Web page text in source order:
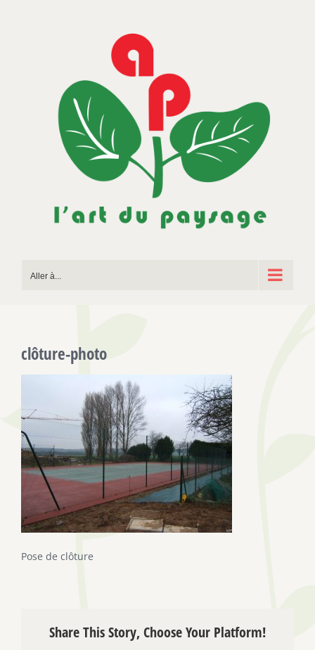
Aller à...
clôture-photo
Pose de clôture
Share This Story, Choose Your Platform!